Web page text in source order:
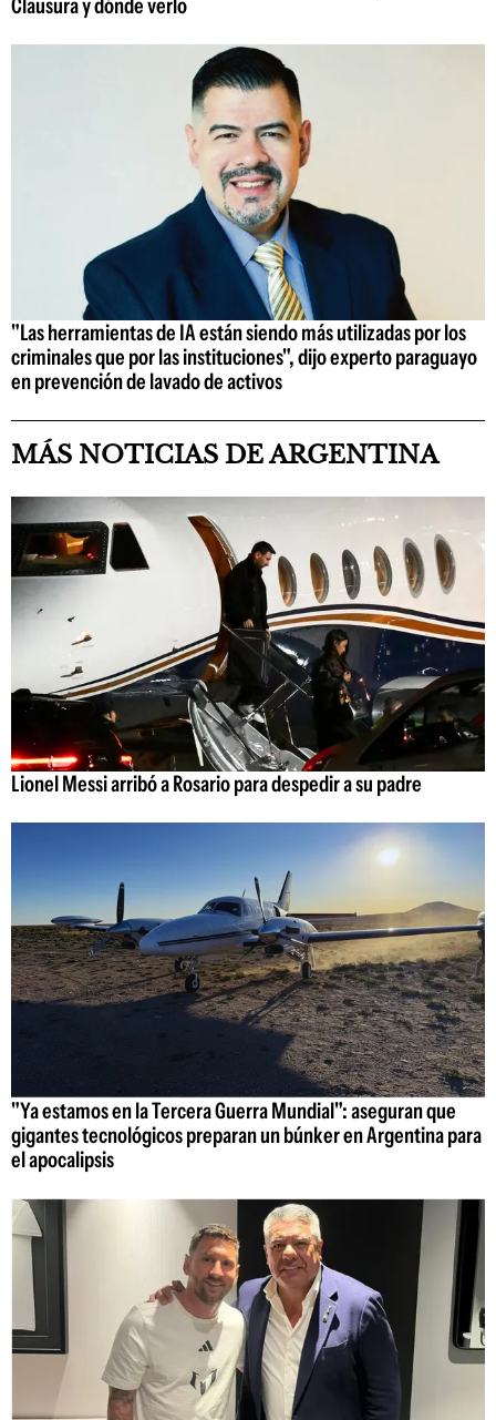
Clausura y dónde verlo
"Las herramientas de IA están siendo más utilizadas por los
criminales que por las instituciones", dijo experto paraguayo
en prevención de lavado de activos
MÁS NOTICIAS DE ARGENTINA
Lionel Messi arribó a Rosario para despedir a su padre
"Ya estamos en la Tercera Guerra Mundial": aseguran que
gigantes tecnológicos preparan un búnker en Argentina para
el apocalipsis